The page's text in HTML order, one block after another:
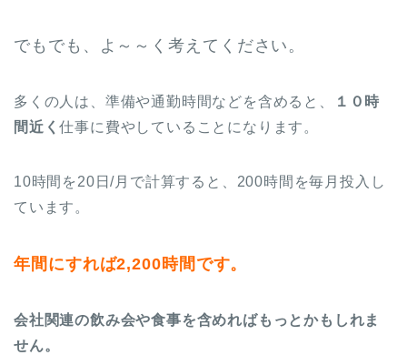
でもでも、よ～～く考えてください。
多くの人は、準備や通勤時間などを含めると、
１０時
間近く仕事に費やしていることになります。
10時間を20日/月で計算すると、200時間を毎月投入し
ています。
年間にすれば2,200時間です。
会社関連の飲み会や食事を含めればもっとかもしれま
せん。